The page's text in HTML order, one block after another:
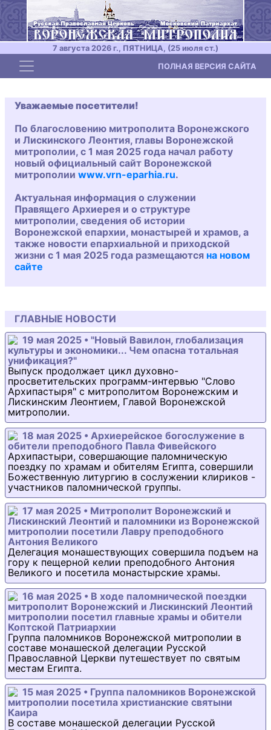
7 августа 2026 г., ПЯТНИЦА, (25 июля ст.)
Toggle navigation ПОЛНАЯ ВЕРСИЯ САЙТА
Уважаемые посетители!
По благословению митрополита Воронежского
и Лискинского Леонтия, главы Воронежской
митрополии, с 1 мая 2025 года начал работу
новый официальный сайт Воронежской
митрополии www.vrn-eparhia.ru.
Актуальная информация о служении
Правящего Архиерея и о структуре
митрополии, сведения об истории
Воронежской епархии, монастырей и храмов, а
также новости епархиальной и приходской
жизни с 1 мая 2025 года размещаются на новом
сайте
ГЛАВНЫЕ НОВОСТИ
19 мая 2025 • "Новый Вавилон, глобализация
культуры и экономики... Чем опасна тотальная
унификация?"
Выпуск продолжает цикл духовно-
просветительских программ-интервью "Слово
Архипастыря" с митрополитом Воронежским и
Лискинским Леонтием, Главой Воронежской
митрополии.
18 мая 2025 • Архиерейское богослужение в
обители преподобного Павла Фивейского
Архипастыри, совершающие паломническую
поездку по храмам и обителям Египта, совершили
Божественную литургию в сослужении клириков -
участников паломнической группы.
17 мая 2025 • Митрополит Воронежский и
Лискинский Леонтий и паломники из Воронежской
митрополии посетили Лавру преподобного
Антония Великого
Делегация монашествующих совершила подъем на
гору к пещерной келии преподобного Антония
Великого и посетила монастырские храмы.
16 мая 2025 • В ходе паломнической поездки
митрополит Воронежский и Лискинский Леонтий
митрополии посетил главные храмы и обители
Коптской Патриархии
Группа паломников Воронежской митрополии в
составе монашеской делегации Русской
Православной Церкви путешествует по святым
местам Египта.
15 мая 2025 • Группа паломников Воронежской
митрополии посетила христианские святыни
Каира
В составе монашеской делегации Русской